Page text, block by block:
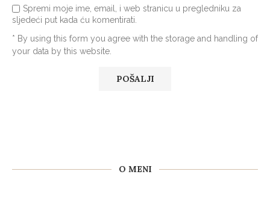
Spremi moje ime, email, i web stranicu u pregledniku za
sljedeći put kada ću komentirati.
* By using this form you agree with the storage and handling of
your data by this website.
O MENI